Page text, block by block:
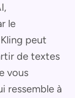
le
peut
de textes
vous
ressemble à